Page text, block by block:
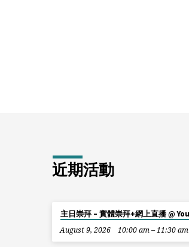
近期活動
主日崇拜 – 實體崇拜+網上直播 @
August 9, 2026
10:00 am – 11:30 am